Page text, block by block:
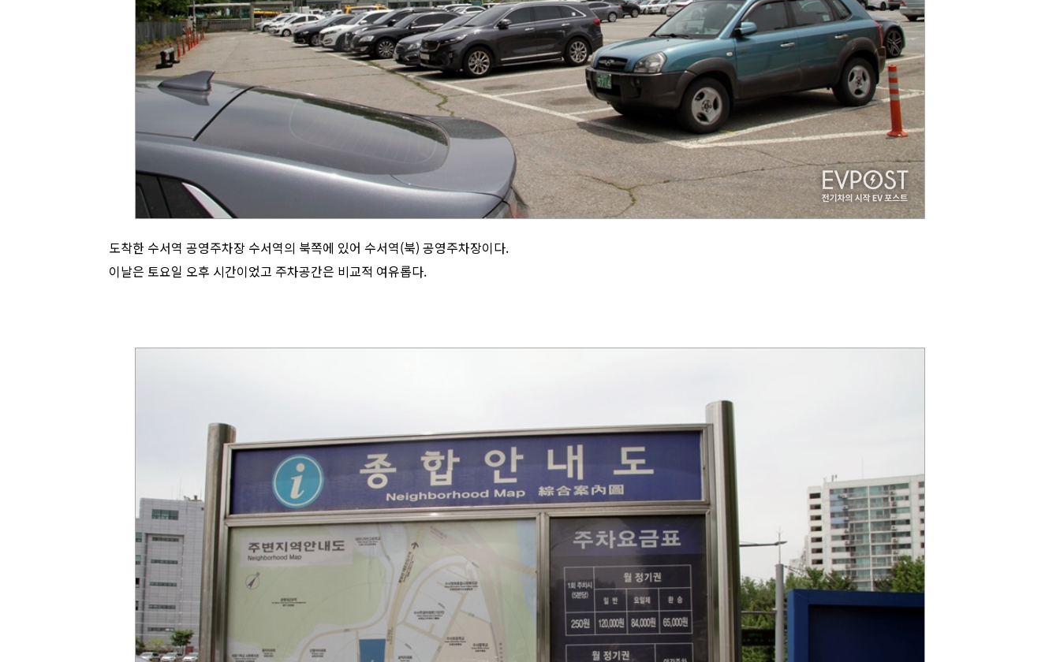
도착한 수서역 공영주차장 수서역의 북쪽에 있어 수서역(북) 공영주차장이다.
이날은 토요일 오후 시간이었고 주차공간은 비교적 여유롭다.